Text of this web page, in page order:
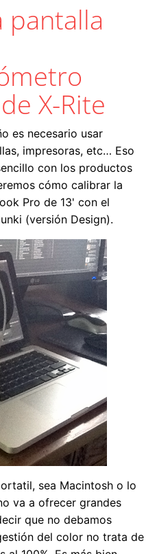
pantalla
X-Rite
es necesario usar
impresoras, etc… Eso
con los productos
cómo calibrar la
Pro de 13' con el
(versión Design).
sea Macintosh o lo
va a ofrecer grandes
que no debamos
del color no trata de